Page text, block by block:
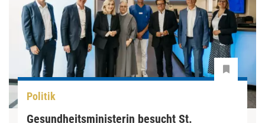
Politik
Gesundheitsministerin besucht St.